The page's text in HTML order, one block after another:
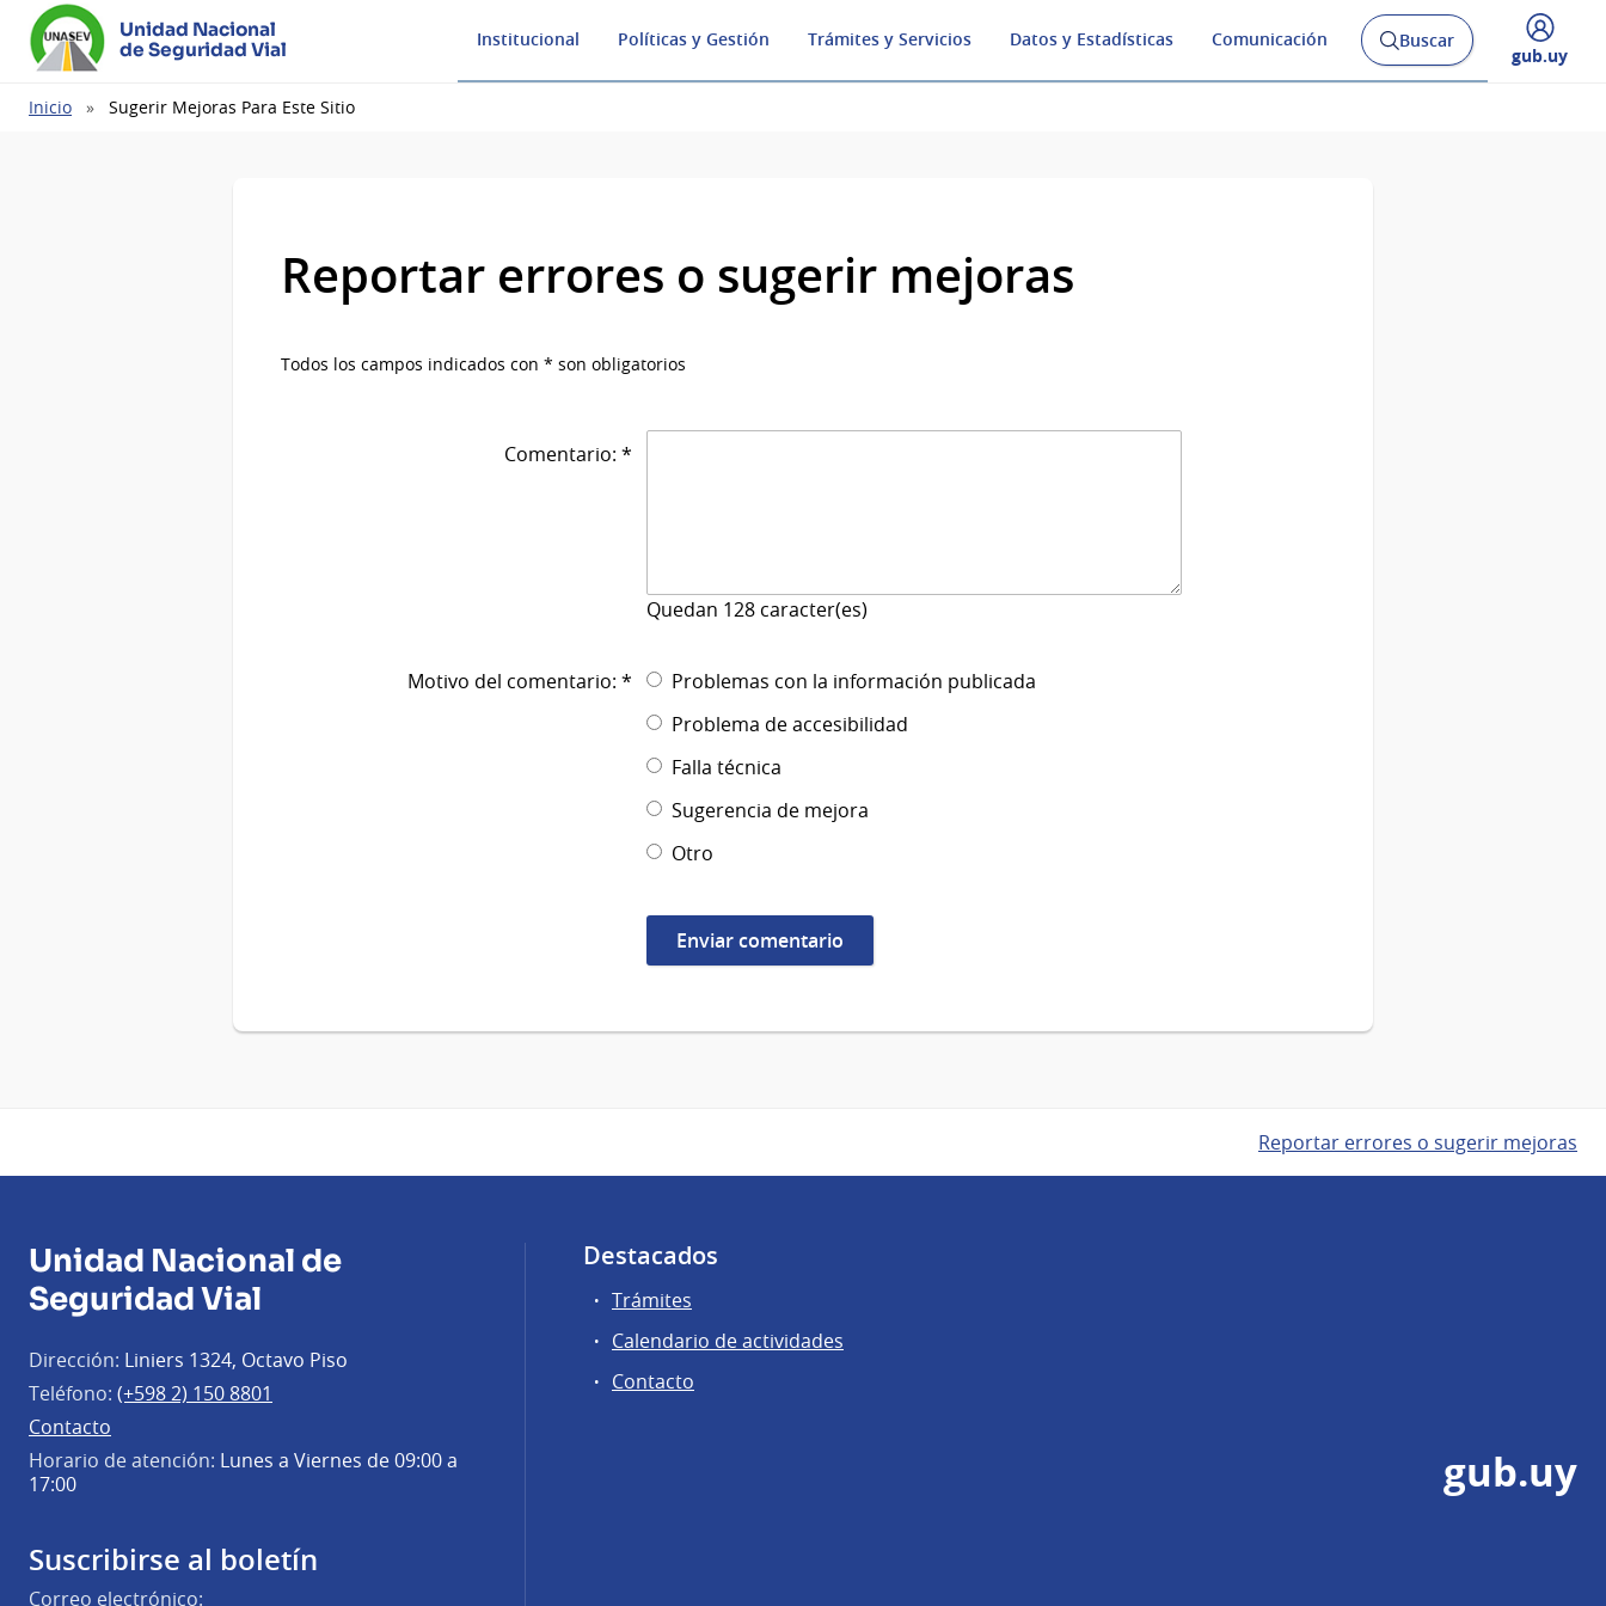
Unidad Nacional
de Seguridad Vial
Institucional Políticas y Gestión Trámites y Servicios Datos y Estadísticas Comunicación
Abrir
buscador
Buscar
Desplegar
gub.uy
Ruta
Inicio Sugerir Mejoras Para Este Sitio
Reportar errores o sugerir mejoras
Todos los campos indicados con * son obligatorios
Comentario: *
Quedan 128 caracter(es)
Motivo del comentario: *
Problemas con la información publicada
Problema de accesibilidad
Falla técnica
Sugerencia de mejora
Otro
Reportar errores o sugerir mejoras
Unidad Nacional de
Seguridad Vial
Dirección: Liniers 1324, Octavo Piso
Teléfono: (+598 2) 150 8801
Contacto
Horario de atención: Lunes a Viernes de 09:00 a
17:00
Suscribirse al boletín
Correo electrónico:
Destacados
Trámites
Calendario de actividades
Contacto
gub.uy